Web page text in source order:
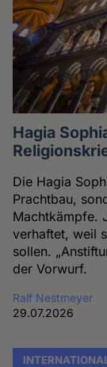
Hagia
Die Hagia
Prachtbau,
Machtkämpfe.
verhaftet, weil
sollen.
der Vorwurf.
Ralf Nestmeyer
29.07.2026